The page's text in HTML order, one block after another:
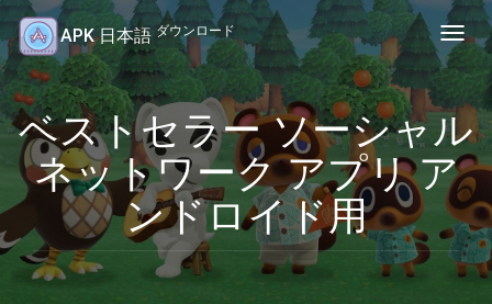
APK 日本語 ダウンロード
ベストセラー ソーシャル
ネットワーク アプリ ア
ンドロイド用